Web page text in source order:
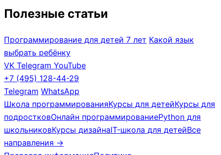
Полезные статьи
Программирование для детей 7 лет Какой язык
выбрать ребёнку
VK Telegram YouTube
+7 (495) 128-44-29
Telegram WhatsApp
Школа программированияКурсы для детейКурсы для
подростковОнлайн программированиеPython для
школьниковКурсы дизайнаIT-школа для детейВсе
направления →